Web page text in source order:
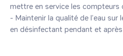
mettre en service les compteurs
- ​Maintenir la qualité de l’eau sur
en désinfectant pendant et